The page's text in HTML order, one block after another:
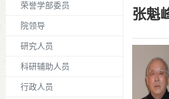
荣誉学部委员
院领导
研究人员
科研辅助人员
行政人员
张魁